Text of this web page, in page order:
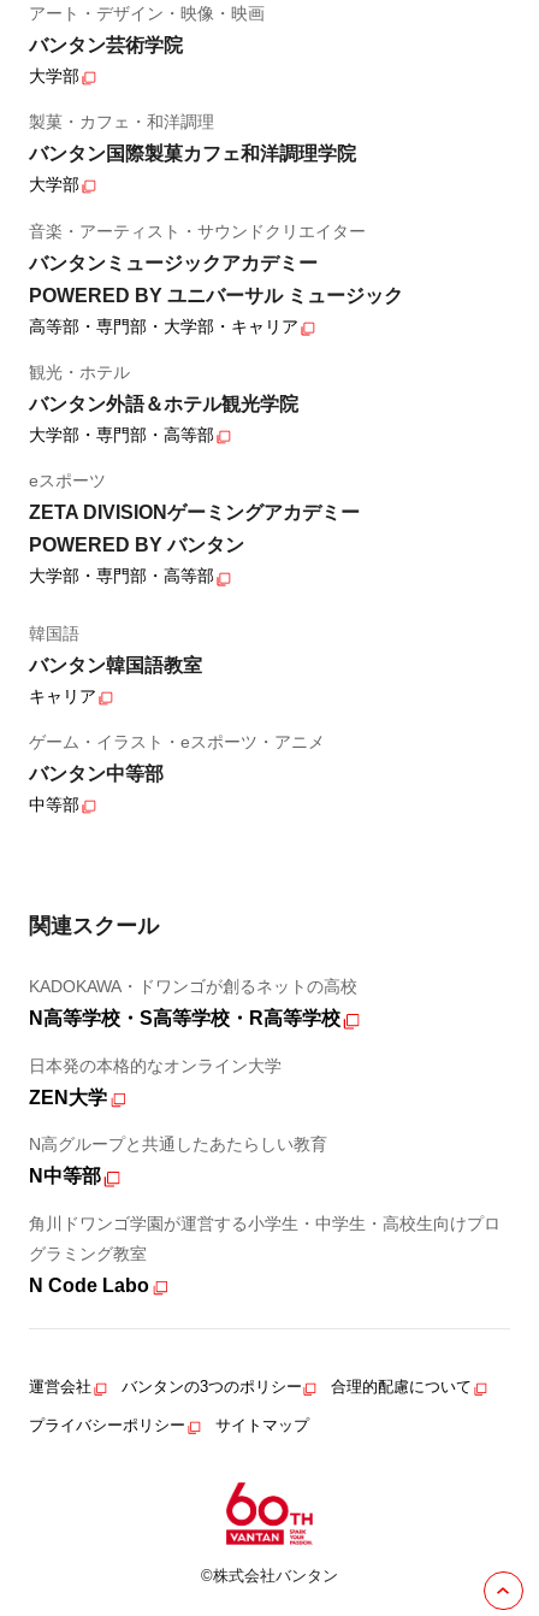
アート・デザイン・映像・映画
バンタン芸術学院
大学部
製菓・カフェ・和洋調理
バンタン国際製菓カフェ和洋調理学院
大学部
音楽・アーティスト・サウンドクリエイター
バンタンミュージックアカデミー
POWERED BY ユニバーサル ミュージック
高等部・専門部・大学部・キャリア
観光・ホテル
バンタン外語＆ホテル観光学院
大学部・専門部・高等部
eスポーツ
ZETA DIVISIONゲーミングアカデミー
POWERED BY バンタン
大学部・専門部・高等部
韓国語
バンタン韓国語教室
キャリア
ゲーム・イラスト・eスポーツ・アニメ
バンタン中等部
中等部
関連スクール
KADOKAWA・ドワンゴが創るネットの高校
N高等学校・S高等学校・R高等学校
日本発の本格的なオンライン大学
ZEN大学
N高グループと共通したあたらしい教育
N中等部
角川ドワンゴ学園が運営する小学生・中学生・高校生向けプロ
グラミング教室
N Code Labo
運営会社 バンタンの3つのポリシー 合理的配慮について
プライバシーポリシー サイトマップ
©株式会社バンタン